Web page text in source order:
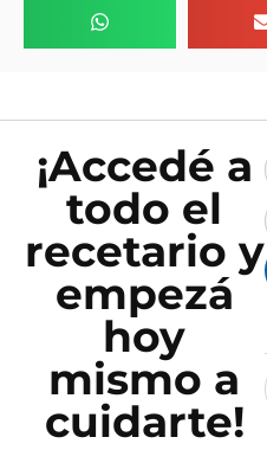
¡Accedé a
todo el
recetario y
empezá
hoy
mismo a
cuidarte!